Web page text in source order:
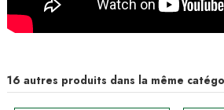
16 autres produits dans la même